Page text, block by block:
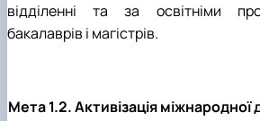
відділенні та за освітніми
бакалаврів і магістрів.
Мета 1.2. Активізація міжнародної